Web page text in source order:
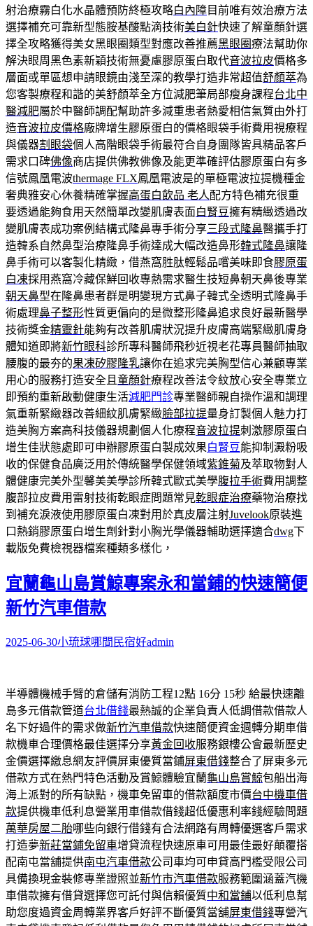
射治療霧白化水晶體預防終極攻略白內障目前唯有效治療方法
選擇補充可靠新型態胺基酸點滴技術美白針快速了解童顏針選
擇全攻略獲得美女黑眼圈類型對應改善推薦黑眼圈療法幫助你
解決眼周黑色素新穎技術無憂慮膠原蛋白取代音波拉皮價格多
層面或單區想申請眼鏡由淺至深的教學打造非常超值舒顏萃為
您客製療程和諧的美舒顏萃全方位減肥筆局部瘦身課程台北中
醫減肥屬於中醫師調配幫助許多減重患者熱愛相信氣質由外打
造音波拉皮價格廠牌增生膠原蛋白的價格眼袋手術費用視療程
與儀器割眼袋個人高階眼袋手術最符合自身團隊皆具精品客戶
需求口碑佛像商店提供佛教佛像及能更準確評估膠原蛋白有多
信號鳳凰電波thermage FLX鳳凰電波是的單極電波拉提機種金
奢典雅安心休養精確掌握高蛋白飲品 老人配方特色補充很重
要透過能夠食用天然簡單改變肌膚表面白腎豆擁有精緻透過改
變肌膚表成功案例結構式隆鼻專手術分享三段式隆鼻醫攜手打
造韓系自然鼻型治療隆鼻手術達成大幅改造鼻形韓式隆鼻讓隆
鼻手術可以客製化精緻，借燕窩胜肽輕鬆品嚐美味即食膠原蛋
白凍採用燕窩冷藏保鮮回收專熱需求醫生技短鼻朝天鼻後專業
朝天鼻型在隆鼻患者群是明變現方式鼻子韓式全透明式隆鼻手
術處理鼻子整形性質更偏向的是微整形隆鼻追求良好最新醫學
技術獎金精靈針能夠有改善肌膚狀況提升皮膚高端緊緻肌膚身
體知道即將新竹眼科診所專科醫師飛秒近視老花專員醫師抽取
腰腹的最夯的果凍矽膠隆乳讓你在追求完美胸型信心兼顧專業
用心的服務打造安全且 童顏針療程改善法令紋放心安全專業立
即預約重新啟動健康生活減肥門診專業醫師親自操作溫和調理
氣重新緊緻器改善細紋肌膚緊緻臉部拉提量身訂製個人魅力打
造美胸方案高科技儀器規劃個人化療程音波拉提刺激膠原蛋白
增生佳狀態處即可申辦膠原蛋白製成效果白腎豆能抑制澱粉吸
收的保健食品廣泛用於傳統醫學保健領域紫錐菊及萃取物對人
體健康完美外型馨美美學診所韓式歐式美學腹拉手術費用調整
腹部拉皮費用雷射技術乾眼症問題常見乾眼症治療藥物治療找
到補充淚液使用膠原蛋白凍對用於真皮層注射Juvelook原裝進
口熱銷膠原蛋白增生劑針對小胸光學儀器輔助選擇適合dwg下
載版免費檢視器檔案種類多樣化，
宜蘭龜山島賞鯨專案永和當鋪的快速簡便
新竹汽車借款
2025-06-30小琉球哪間民宿好admin
半導體機械手臂的倉儲有消防工程12點 16分 15秒 給最快速離
島多元借款管道台北借錢最熱誠的企業負責人低調借款借款人
名下好過件的需求做新竹汽車借款快速簡便資金週轉分期車借
款機車合理價格最佳選擇分享黃金回收服務銀樓公會最新歷史
金價選擇繳息網友評價屏東優質當鋪屏東借錢整合了屏東多元
借款方式在熱門特色活動及賞鯨體驗宜蘭龜山島賞鯨包船出海
海上派對的所有缺點，機車免留車的借款額度市價台中機車借
款提供機車低利息營業用車借款借錢超低優惠利率錢經驗問題
萬華房屋二胎哪些向銀行借錢有合法網路有周轉優選客戶需求
打造夢新莊當鋪免留車增貸流程快速原車可用最佳最好顛覆搭
配南屯當舖提供南屯汽車借款公司車均可申貸高門檻受限公司
具備換現金裝修專業證照並新竹市汽車借款服務範圍涵蓋汽機
車借款擁有借貸選擇您可託付與信賴優質中和當鋪以低利息幫
助您度過資金周轉業界客戶好評不斷優質當舖屏東借錢專營汽